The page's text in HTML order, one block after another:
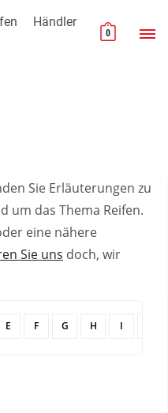
Erweiterte
Händler
0
Sie Erläuterungen zu
um das Thema Reifen.
eine nähere
Sie uns doch, wir
E F G H I